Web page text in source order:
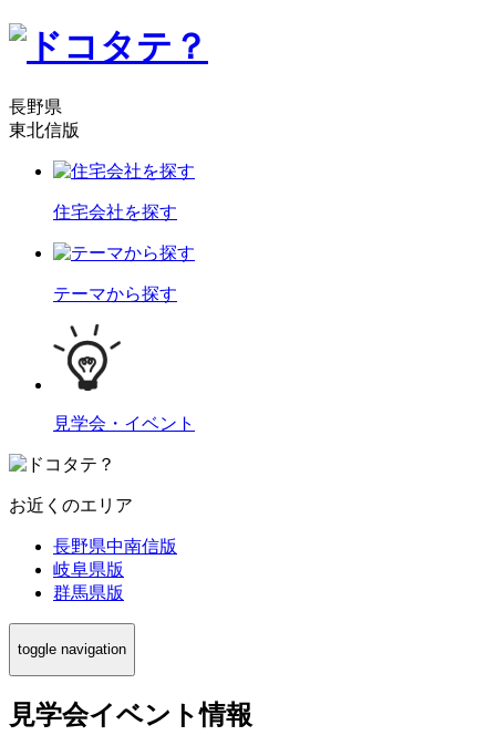
長野県
東北信版
住宅会社を探す
テーマから探す
見学会・イベント
お近くのエリア
長野県中南信版
岐阜県版
群馬県版
toggle navigation
見学会イベント情報